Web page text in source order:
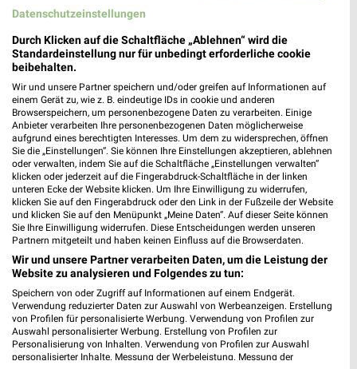
420,01 km • Angebote: 1 Prospekt
Fressnapf Öhringen
74613 Öhringen
Heute 09:00 - 20:00 Uhr | Geöffnet
459,38 km • Angebote: 1 Prospekt
Fressnapf Neckarsulm
Am Wildacker 12
74172 Neckarsulm
Heute 09:00 - 20:00 Uhr |
Geöffnet
472,84 km • Angebote: 1 Prospekt
Fressnapf Heilbronn 2
Gottlieb Daimler Str. 9
74072 Heilbronn
Datenschutzeinstellungen
Durch Klicken auf die Schaltfläche „Ablehnen“ wird die
Standardeinstellung nur für unbedingt erforderliche cookie
beibehalten.
Wir und unsere Partner speichern und/oder greifen auf Informationen auf
einem Gerät zu, wie z. B. eindeutige IDs in cookie und anderen
Browserspeichern, um personenbezogene Daten zu verarbeiten. Einige
Anbieter verarbeiten Ihre personenbezogenen Daten möglicherweise
aufgrund eines berechtigten Interesses. Um dem zu widersprechen, öffnen
Sie die „Einstellungen“. Sie können Ihre Einstellungen akzeptieren, ablehnen
oder verwalten, indem Sie auf die Schaltfläche „Einstellungen verwalten“
klicken oder jederzeit auf die Fingerabdruck-Schaltfläche in der linken
unteren Ecke der Website klicken. Um Ihre Einwilligung zu widerrufen,
klicken Sie auf den Fingerabdruck oder den Link in der Fußzeile der Website
und klicken Sie auf den Menüpunkt „Meine Daten“. Auf dieser Seite können
Sie Ihre Einwilligung widerrufen. Diese Entscheidungen werden unseren
Partnern mitgeteilt und haben keinen Einfluss auf die Browserdaten.
Wir und unsere Partner verarbeiten Daten, um die Leistung der
Website zu analysieren und Folgendes zu tun:
Speichern von oder Zugriff auf Informationen auf einem Endgerät.
Verwendung reduzierter Daten zur Auswahl von Werbeanzeigen. Erstellung
von Profilen für personalisierte Werbung. Verwendung von Profilen zur
Auswahl personalisierter Werbung. Erstellung von Profilen zur
Personalisierung von Inhalten. Verwendung von Profilen zur Auswahl
personalisierter Inhalte. Messung der Werbeleistung. Messung der